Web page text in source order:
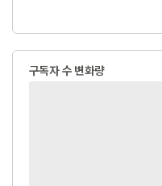
구독자 수 변화량